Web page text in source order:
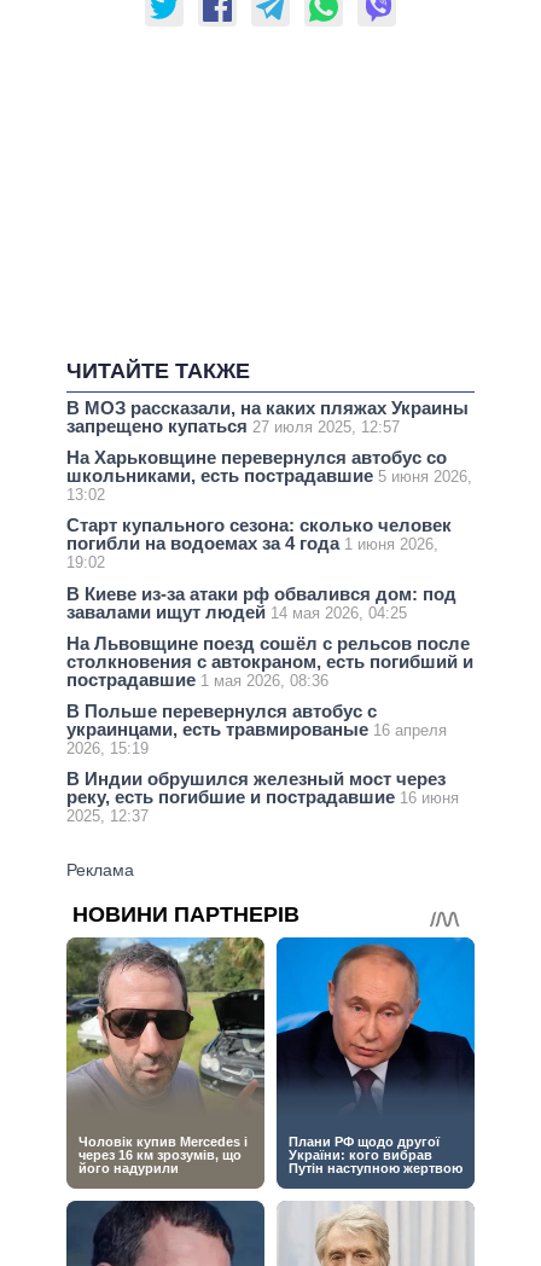
ЧИТАЙТЕ ТАКЖЕ
В МОЗ рассказали, на каких пляжах Украины
запрещено купаться 27 июля 2025, 12:57
На Харьковщине перевернулся автобус со
школьниками, есть пострадавшие 5 июня 2026,
13:02
Старт купального сезона: сколько человек
погибли на водоемах за 4 года 1 июня 2026,
19:02
В Киеве из-за атаки рф обвалився дом: под
завалами ищут людей 14 мая 2026, 04:25
На Львовщине поезд сошёл с рельсов после
столкновения с автокраном, есть погибший и
пострадавшие 1 мая 2026, 08:36
В Польше перевернулся автобус с
украинцами, есть травмированые 16 апреля
2026, 15:19
В Индии обрушился железный мост через
реку, есть погибшие и пострадавшие 16 июня
2025, 12:37